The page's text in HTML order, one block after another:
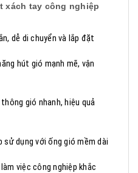
xách tay công nghiệp
dễ di chuyển và lắp đặt
hút gió mạnh mẽ, vận
gió nhanh, hiệu quả
sử dụng với ống gió mềm dài
việc công nghiệp khắc